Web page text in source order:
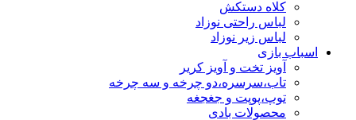
کلاه دستکش
لباس راحتی نوزاد
لباس زیر نوزاد
اسباب بازی
آویز تخت و آویز کریر
تاب،سرسره،دو چرخه و سه چرخه
توپ،پوپت و جغجغه
محصولات بادی